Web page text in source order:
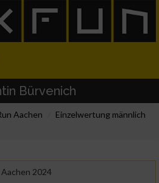
Bürvenich
Aachen
Einzelwertung männlich
Aachen 2024